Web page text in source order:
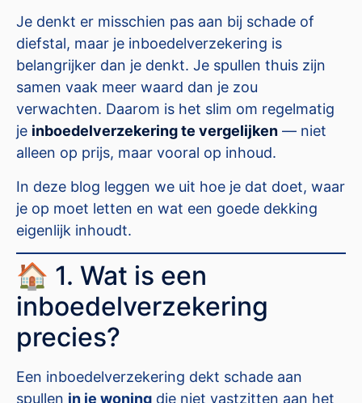
Je denkt er misschien pas aan bij schade of
diefstal, maar je inboedelverzekering is
belangrijker dan je denkt. Je spullen thuis zijn
samen vaak meer waard dan je zou
verwachten. Daarom is het slim om regelmatig
je inboedelverzekering te vergelijken — niet
alleen op prijs, maar vooral op inhoud.
In deze blog leggen we uit hoe je dat doet, waar
je op moet letten en wat een goede dekking
eigenlijk inhoudt.
🏠 1. Wat is een
inboedelverzekering
precies?
Een inboedelverzekering dekt schade aan
spullen in je woning die niet vastzitten aan het